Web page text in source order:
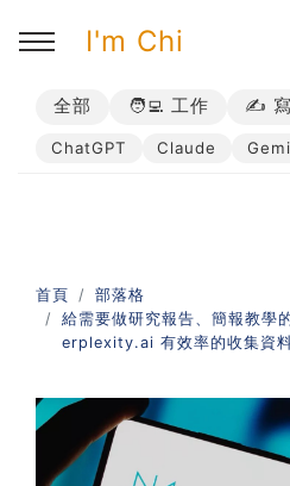
I'm Chi
回主選單
➡︎ 所有內容
回主選單
➡︎ 業配合作
回主選單
➡︎ 講座活動
回主選單
AI 職場應用｜ChatGPT
應用入門
AI 職場應用｜ChatGPT
使用思維
全部 🧑‍💻 工作 ✍️
ChatGPT Claude
首頁
部落格
給需要做研究報告、簡報教學
erplexity.ai 有效率的收集資